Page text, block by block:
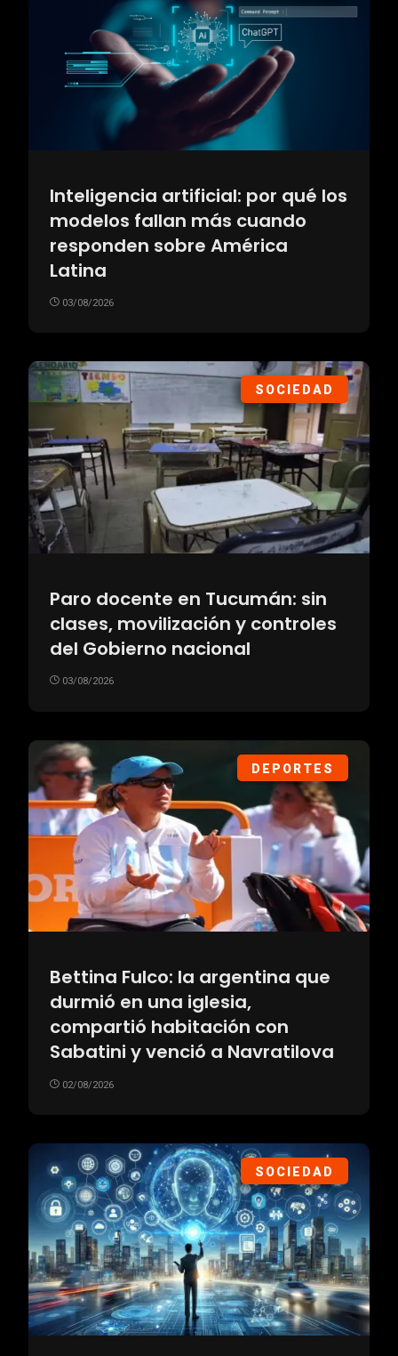
Inteligencia artificial: por qué los
modelos fallan más cuando
responden sobre América
Latina
03/08/2026
SOCIEDAD
Paro docente en Tucumán: sin
clases, movilización y controles
del Gobierno nacional
03/08/2026
DEPORTES
Bettina Fulco: la argentina que
durmió en una iglesia,
compartió habitación con
Sabatini y venció a Navratilova
02/08/2026
SOCIEDAD